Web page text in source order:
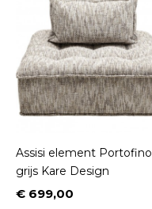
Assisi element Portofino
grijs Kare Design
Prijs
€ 699,00